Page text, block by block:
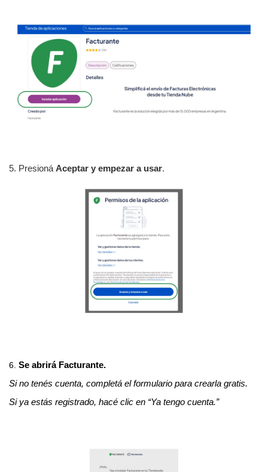
5. Presioná Aceptar y empezar a usar.
6. Se abrirá Facturante.
Si no tenés cuenta, completá el formulario para crearla gratis.
Si ya estás registrado, hacé clic en “Ya tengo cuenta.”